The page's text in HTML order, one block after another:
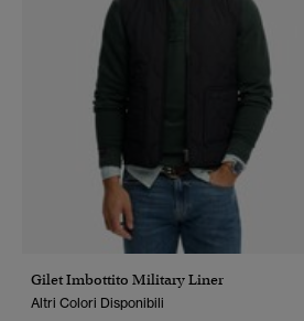
Gilet Imbottito Military Liner
Altri Colori Disponibili